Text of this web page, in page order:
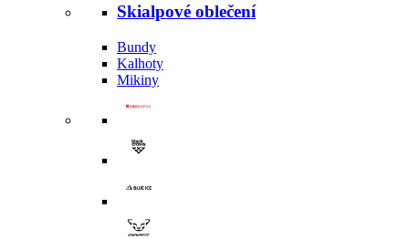
Skialpové oblečení
Bundy
Kalhoty
Mikiny